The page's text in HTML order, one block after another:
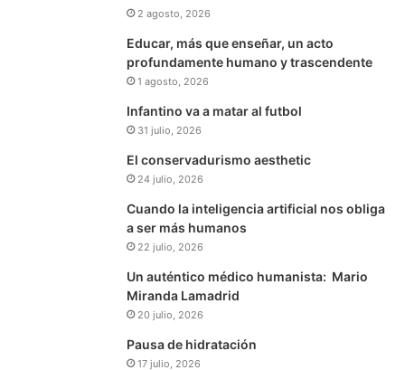
2 agosto, 2026
Educar, más que enseñar, un acto
profundamente humano y trascendente
1 agosto, 2026
Infantino va a matar al futbol
31 julio, 2026
El conservadurismo aesthetic
24 julio, 2026
Cuando la inteligencia artificial nos obliga
a ser más humanos
22 julio, 2026
Un auténtico médico humanista: Mario
Miranda Lamadrid
20 julio, 2026
Pausa de hidratación
17 julio, 2026